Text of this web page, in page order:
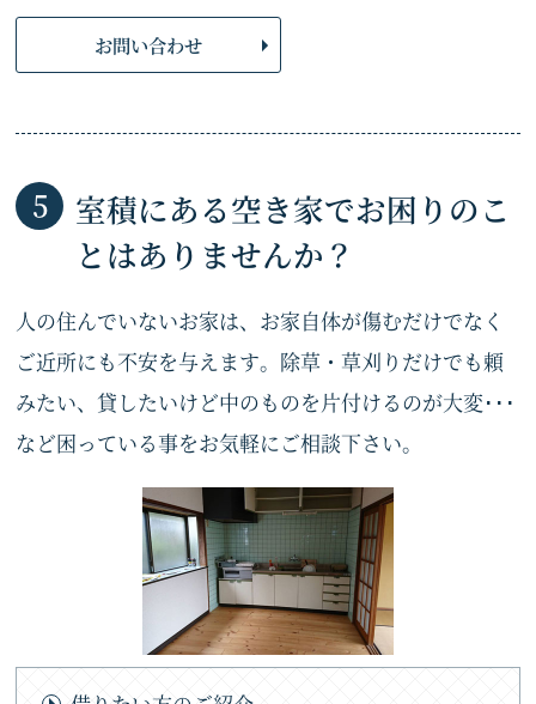
お問い合わせ
室積にある空き家でお困りのこ
とはありませんか？
人の住んでいないお家は、お家自体が傷むだけでなく
ご近所にも不安を与えます。除草・草刈りだけでも頼
みたい、貸したいけど中のものを片付けるのが大変･･･
など困っている事をお気軽にご相談下さい。